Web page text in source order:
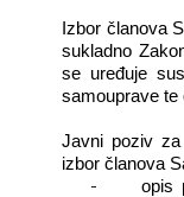
Izbor članova
sukladno
se uređuje
samouprave te
Javni poziv za
izbor članova
-
opis